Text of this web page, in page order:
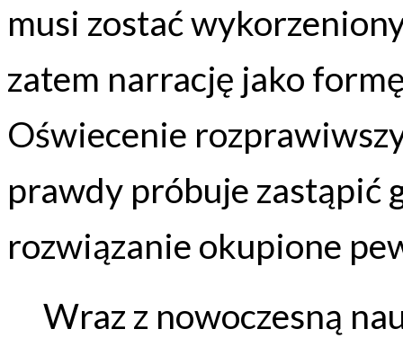
musi zostać
zatem narrację jako
Oświecenie
prawdy próbuje zastąpić
rozwiązanie okupione
Wraz z nowoczesną